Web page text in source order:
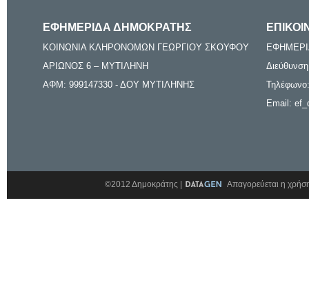
ΕΦΗΜΕΡΙΔΑ ΔΗΜΟΚΡΑΤΗΣ
ΚΟΙΝΩΝΙΑ ΚΛΗΡΟΝΟΜΩΝ ΓΕΩΡΓΙΟΥ ΣΚΟΥΦΟΥ
ΑΡΙΩΝΟΣ 6 – ΜΥΤΙΛΗΝΗ
ΑΦΜ: 999147330 - ΔΟΥ ΜΥΤΙΛΗΝΗΣ
Email:
©2012 Δημοκράτης | Απαγορεύεται η